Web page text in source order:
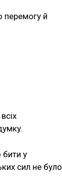
перемогу й
бити у
сил не було